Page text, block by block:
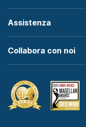
Assistenza
Collabora con noi